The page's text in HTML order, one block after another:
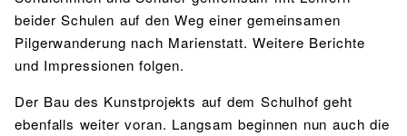
beider Schulen auf den Weg einer gemeinsamen
Pilgerwanderung nach Marienstatt. Weitere Berichte
und Impressionen folgen.
Der Bau des Kunstprojekts auf dem Schulhof geht
ebenfalls weiter voran. Langsam beginnen nun auch die